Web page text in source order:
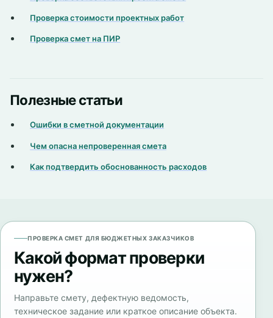
Проверка стоимости проектных работ
Проверка смет на ПИР
Полезные статьи
Ошибки в сметной документации
Чем опасна непроверенная смета
Как подтвердить обоснованность расходов
ПРОВЕРКА СМЕТ ДЛЯ БЮДЖЕТНЫХ ЗАКАЗЧИКОВ
Какой формат проверки
нужен?
Направьте смету, дефектную ведомость,
техническое задание или краткое описание объекта.